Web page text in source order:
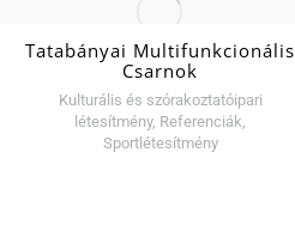
Tatabányai Multifunkcionális
Csarnok
Kulturális és szórakoztatóipari
létesítmény, Referenciák
Sportlétesítmény